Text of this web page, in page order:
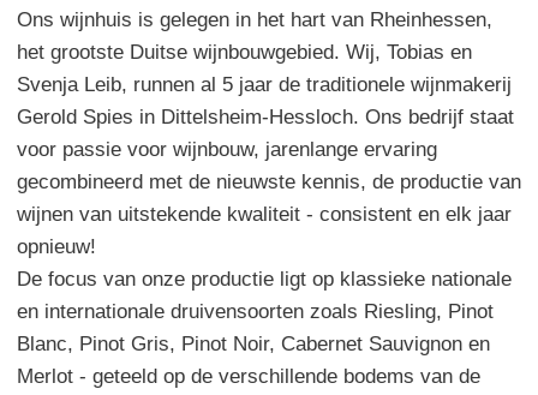
Ons wijnhuis is gelegen in het hart van Rheinhessen,
het grootste Duitse wijnbouwgebied. Wij, Tobias en
Svenja Leib, runnen al 5 jaar de traditionele wijnmakerij
Gerold Spies in Dittelsheim-Hessloch. Ons bedrijf staat
voor passie voor wijnbouw, jarenlange ervaring
gecombineerd met de nieuwste kennis, de productie van
wijnen van uitstekende kwaliteit - consistent en elk jaar
opnieuw!
De focus van onze productie ligt op klassieke nationale
en internationale druivensoorten zoals Riesling, Pinot
Blanc, Pinot Gris, Pinot Noir, Cabernet Sauvignon en
Merlot - geteeld op de verschillende bodems van de